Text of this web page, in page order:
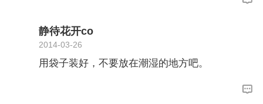
静待花开co
2014-03-26
用袋子装好，不要放在潮湿的地方吧。